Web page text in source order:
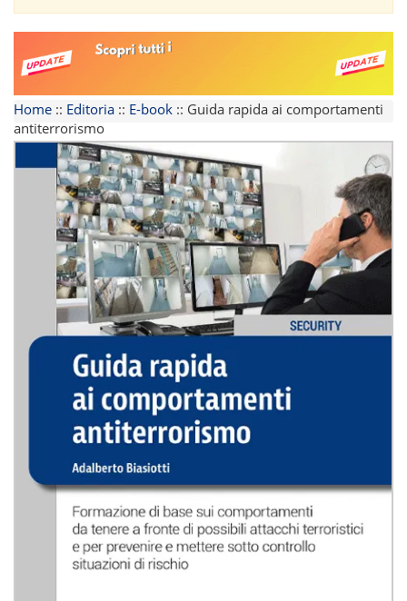
TEMATICHE
Home :: Editoria :: E-book :: Guida rapida ai comportamenti
antiterrorismo